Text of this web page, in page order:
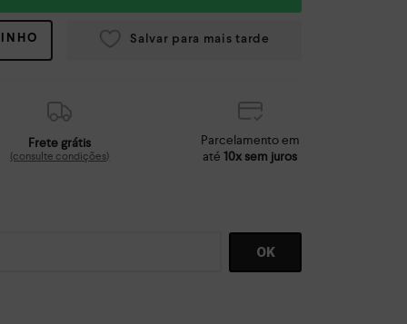
Frete grátis
(consulte condições)
Parcelamento em
até10x sem juros